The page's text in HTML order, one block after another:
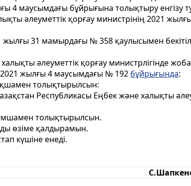
4 маусымдағы бұйрығына толықтыру енгізу
әлеуметтік қорғау министрінің 2021
жылғы 31 мамырдағы № 358 қаулысымен
әлеуметтік қорғау министрлігінде
2021 жылғы 4 маусымдағы № 192 бұйрығында:
толықтырылсын:
Республикасы Еңбек және халықты
толықтырылсын.
өзіме қалдырамын.
күшіне енеді.